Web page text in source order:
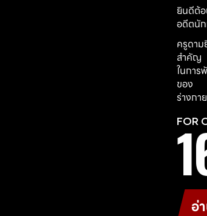
ยินดีต้
อดีตนัก
ครูดาม
สำคัญ
ในกา
ของ
ร่างกา
FOR
อ่